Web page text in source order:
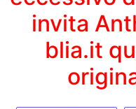
invita
blia.it